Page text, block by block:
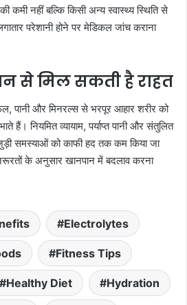
कमी नहीं बल्कि किसी अन्य स्वास्थ्य स्थिति से
परेशानी होने पर मेडिकल जांच कराना
से मिल सकती है राहत
पानी और मिनरल्स से भरपूर आहार शरीर को
हैं। नियमित व्यायाम, पर्याप्त पानी और संतुलित
समस्याओं को काफी हद तक कम किया जा
के अनुसार खानपान में बदलाव करना
Electrolytes
Fitness Tips
Healthy Diet Hydration